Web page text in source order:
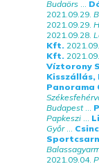
Budaörs ...
2021.09.29.
2021.09.29.
2021.09.28.
Kft.
Kft.
Víztorony
Panorama
Budapest...
Papkeszi ...
Győr...
2021.09.04.